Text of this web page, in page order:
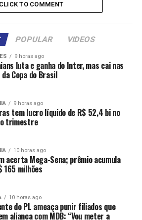
identificou 20 motoristas
sem CNH, 02 foram autuados por
vencida há mais de 30 dias, 16
73 autos de infração, foram
sendo 12 carros e 13 motos.
BLITZ DESTAQUE
EMBRIAGUEZ
CLICK TO COMMENT
POPULAR VIDEOS
9 horas ago
luta e ganha do Inter, mas cai nas
Copa do Brasil
9 horas ago
tem lucro líquido de R$ 52,4 bi no
trimestre
10 horas ago
acerta Mega-Sena; prêmio acumula
165 milhões
10 horas ago
do PL ameaça punir filiados que
aliança com MDB: “Vou meter a